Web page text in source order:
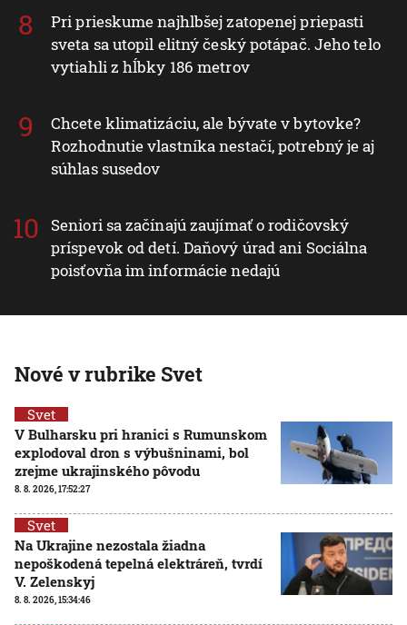
Pri prieskume najhlbšej zatopenej priepasti
sveta sa utopil elitný český potápač. Jeho telo
vytiahli z hĺbky 186 metrov
Chcete klimatizáciu, ale bývate v bytovke?
Rozhodnutie vlastníka nestačí, potrebný je aj
súhlas susedov
Seniori sa začínajú zaujímať o rodičovský
príspevok od detí. Daňový úrad ani Sociálna
poisťovňa im informácie nedajú
Nové v rubrike Svet
Svet
V Bulharsku pri hranici s Rumunskom
explodoval dron s výbušninami, bol
zrejme ukrajinského pôvodu
8. 8. 2026, 17:52:27
Svet
Na Ukrajine nezostala žiadna
nepoškodená tepelná elektráreň, tvrdí
V. Zelenskyj
8. 8. 2026, 15:34:46